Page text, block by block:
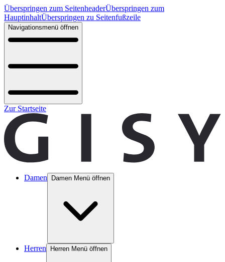
Überspringen zum SeitenheaderÜberspringen zum
HauptinhaltÜberspringen zu Seitenfußzeile
Navigationsmenü öffnen
Zur Startseite
Damen Damen Menü öffnen
Herren Herren Menü öffnen